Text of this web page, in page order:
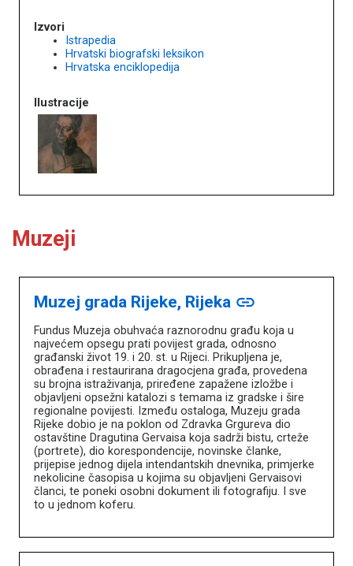
Izvori
Istrapedia
Hrvatski biografski leksikon
Hrvatska enciklopedija
Ilustracije
Muzeji
Muzej grada Rijeke, Rijeka link
Fundus Muzeja obuhvaća raznorodnu građu koja u
najvećem opsegu prati povijest grada, odnosno
građanski život 19. i 20. st. u Rijeci. Prikupljena je,
obrađena i restaurirana dragocjena građa, provedena
su brojna istraživanja, priređene zapažene izložbe i
objavljeni opsežni katalozi s temama iz gradske i šire
regionalne povijesti. Između ostaloga, Muzeju grada
Rijeke dobio je na poklon od Zdravka Grgureva dio
ostavštine Dragutina Gervaisa koja sadrži bistu, crteže
(portrete), dio korespondencije, novinske članke,
prijepise jednog dijela intendantskih dnevnika, primjerke
nekolicine časopisa u kojima su objavljeni Gervaisovi
članci, te poneki osobni dokument ili fotografiju. I sve
to u jednom koferu.